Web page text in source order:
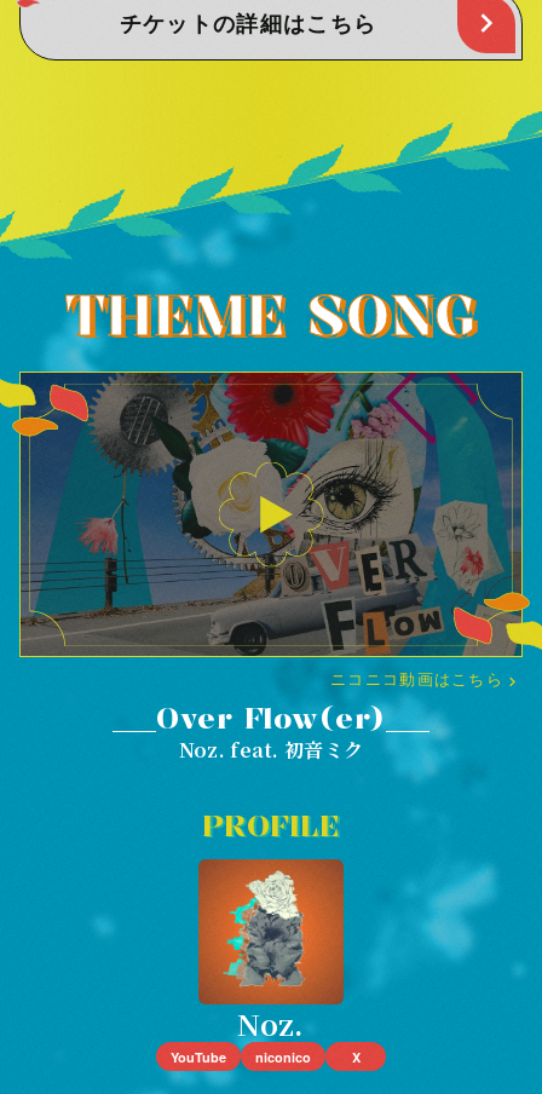
チケットの詳細はこちら
THEME SONG
ニコニコ動画はこちら chevron_right
Over Flow(er)
Noz. feat. 初音ミク
PROFILE
Noz.
YouTube niconico X